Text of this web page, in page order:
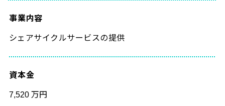
事業内容
シェアサイクルサービスの提供
資本金
7,520 万円